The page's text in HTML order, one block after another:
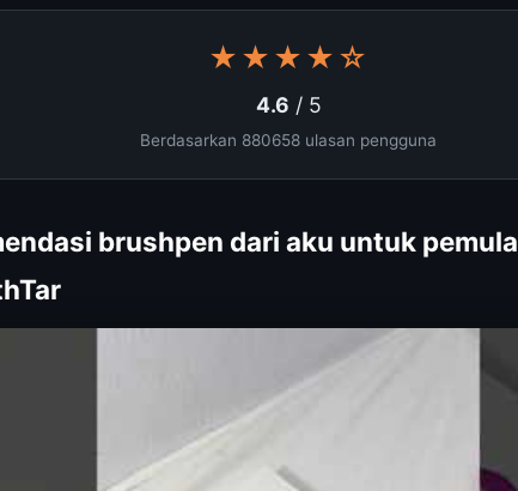
★★★★☆
4.6 / 5
Berdasarkan 880658 ulasan pengguna
brushpen dari aku untuk pemula